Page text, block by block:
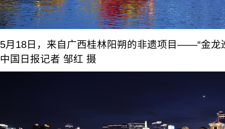
5月18日，来自广西桂林阳朔的非遗项目——“金龙
中国日报记者 邹红 摄